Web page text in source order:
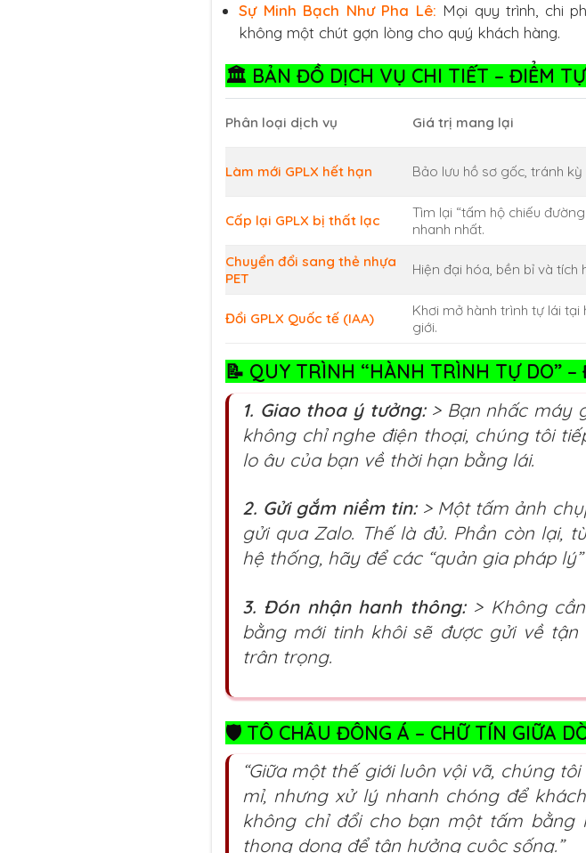
Sự Minh Bạch Như Pha Lê: Mọi quy trình, chi
không một chút gợn lòng cho quý khách hàng.
🏛️ BẢN ĐỒ DỊCH VỤ CHI TIẾT – ĐIỂM
Phân loại dịch vụ Giá trị mang lại
Làm mới GPLX hết hạn Bảo lưu hồ sơ gốc, tránh
Cấp lại GPLX bị thất lạc
Tìm lại “tấm hộ chiếu
nhanh nhất.
Chuyển đổi sang thẻ nhựa
PET
Hiện đại hóa, bền bỉ và tích
Đổi GPLX Quốc tế (IAA)
Khơi mở hành trình tự lái
giới.
📝 QUY TRÌNH “HÀNH TRÌNH TỰ DO” –
1. Giao thoa ý tưởng:> Bạn nhấc máy
không chỉ nghe điện thoại, chúng tôi
lo âu của bạn về thời hạn bằng lái.
2. Gửi gắm niềm tin:> Một tấm ảnh
gửi qua Zalo. Thế là đủ. Phần còn lại,
hệ thống, hãy để các “quản gia pháp
3. Đón nhận hanh thông:> Không
bằng mới tinh khôi sẽ được gửi về
trân trọng.
🛡️ TÔ CHÂU ĐÔNG Á – CHỮ TÍN GIỮA
“Giữa một thế giới luôn vội vã, chúng
mỉ, nhưng xử lý nhanh chóng để
không chỉ đổi cho bạn một tấm
thong dong để tận hưởng cuộc sống.”